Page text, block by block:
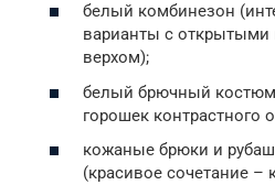
белый комбинезон
варианты с
верхом);
белый брючный костюм
горошек контрастного
кожаные брюки и
(красивое сочетание